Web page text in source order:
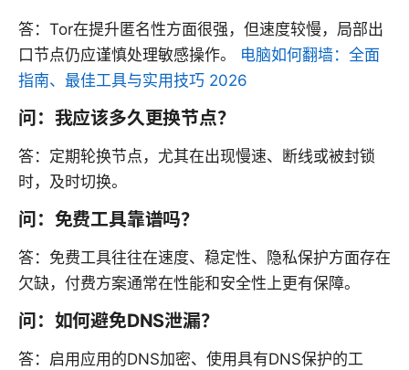
答：Tor在提升匿名性方面很强，但速度较慢，局部出
口节点仍应谨慎处理敏感操作。 电脑如何翻墙：全面
指南、最佳工具与实用技巧 2026
问：我应该多久更换节点？
答：定期轮换节点，尤其在出现慢速、断线或被封锁
时，及时切换。
问：免费工具靠谱吗？
答：免费工具往往在速度、稳定性、隐私保护方面存在
欠缺，付费方案通常在性能和安全性上更有保障。
问：如何避免DNS泄漏？
答：启用应用的DNS加密、使用具有DNS保护的工